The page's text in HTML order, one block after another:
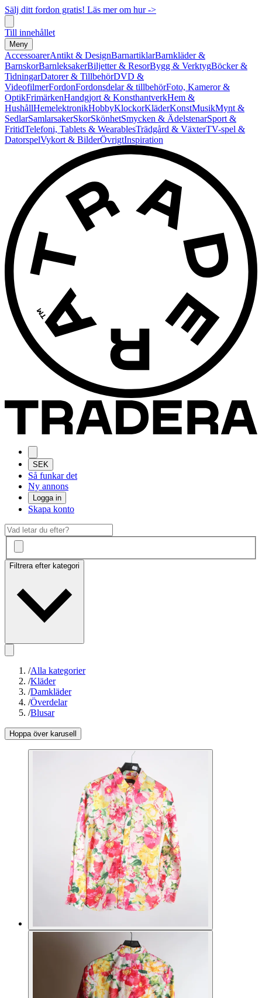
Sälj ditt fordon gratis! Läs mer om hur ->
Till innehållet
Meny
AccessoarerAntikt & DesignBarnartiklarBarnkläder &
BarnskorBarnleksakerBiljetter & ResorBygg & VerktygBöcker &
TidningarDatorer & TillbehörDVD &
VideofilmerFordonFordonsdelar & tillbehörFoto, Kameror &
OptikFrimärkenHandgjort & KonsthantverkHem &
HushållHemelektronikHobbyKlockorKläderKonstMusikMynt &
SedlarSamlarsakerSkorSkönhetSmycken & ÄdelstenarSport &
FritidTelefoni, Tablets & WearablesTrädgård & VäxterTV-spel &
DatorspelVykort & BilderÖvrigtInspiration
SEK
Så funkar det
Ny annons
Logga in
Skapa konto
Filtrera efter kategori
/Alla kategorier
/Kläder
/Damkläder
/Överdelar
/Blusar
Hoppa över karusell